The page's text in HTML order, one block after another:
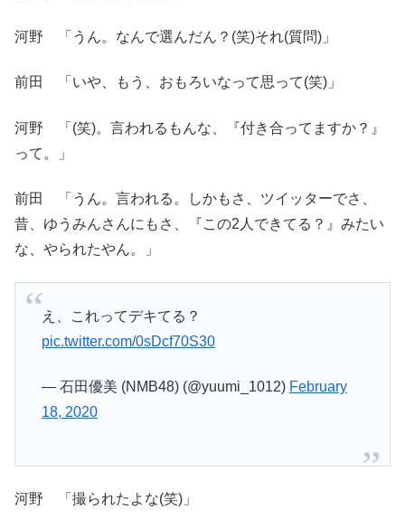
河野 「うん。なんで選んだん？(笑)それ(質問)」
前田 「いや、もう、おもろいなって思って(笑)」
河野 「(笑)。言われるもんな、『付き合ってますか？』
って。」
前田 「うん。言われる。しかもさ、ツイッターでさ、
昔、ゆうみんさんにもさ、『この2人できてる？』みたい
な、やられたやん。」
え、これってデキてる？
pic.twitter.com/0sDcf70S30
— 石田優美 (NMB48) (@yuumi_1012) February
18, 2020
河野 「撮られたよな(笑)」